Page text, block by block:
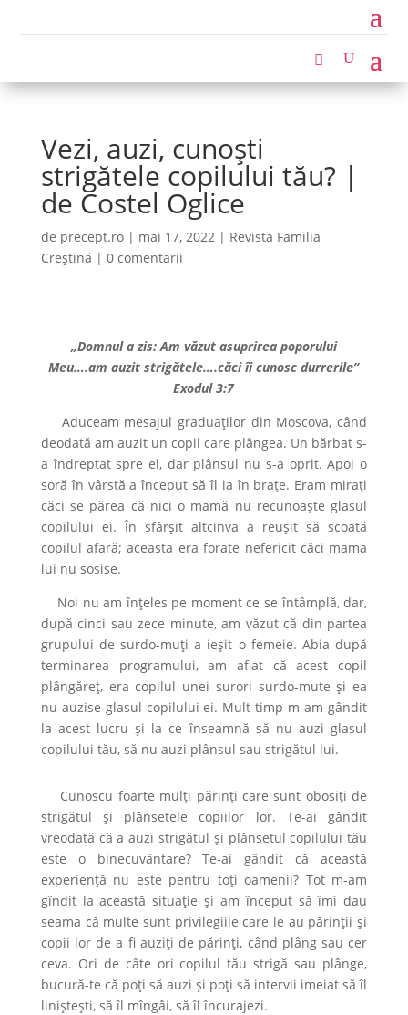
Vezi, auzi, cunoști
strigătele copilului tău? |
de Costel Oglice
de precept.ro| mai 17, 2022| Revista Familia
Creștină | 0 comentarii
„Domnul a zis: Am văzut asuprirea poporului
Meu….am auzit strigătele….căci îi cunosc durrerile”
Exodul 3:7
Aduceam mesajul graduaților din Moscova, când
deodată am auzit un copil care plângea. Un bărbat s-
a îndreptat spre el, dar plânsul nu s-a oprit. Apoi o
soră în vârstă a început să îl ia în brațe. Eram mirați
căci se părea că nici o mamă nu recunoaște glasul
copilului ei. În sfârșit altcinva a reușit să scoată
copilul afară; aceasta era forate nefericit căci mama
lui nu sosise.
Noi nu am înțeles pe moment ce se întâmplă, dar,
după cinci sau zece minute, am văzut că din partea
grupului de surdo-muți a ieșit o femeie. Abia după
terminarea programului, am aflat că acest copil
plângăreț, era copilul unei surori surdo-mute și ea
nu auzise glasul copilului ei. Mult timp m-am gândit
la acest lucru și la ce înseamnă să nu auzi glasul
copilului tău, să nu auzi plânsul sau strigătul lui.
Cunoscu foarte mulți părinți care sunt obosiți de
strigătul și plânsetele copiilor lor. Te-ai gândit
vreodată că a auzi strigătul și plânsetul copilului tău
este o binecuvântare? Te-ai gândit că această
experiență nu este pentru toți oamenii? Tot m-am
gîndit la această situație și am început să îmi dau
seama că multe sunt privilegiile care le au părinții și
copii lor de a fi auziți de părinți, când plâng sau cer
ceva. Ori de câte ori copilul tău strigă sau plânge,
bucură-te că poți să auzi și poți să intervii imeiat să îl
liniștești, să îl mîngâi, să îl încurajezi.